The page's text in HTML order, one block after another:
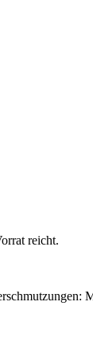
reicht.